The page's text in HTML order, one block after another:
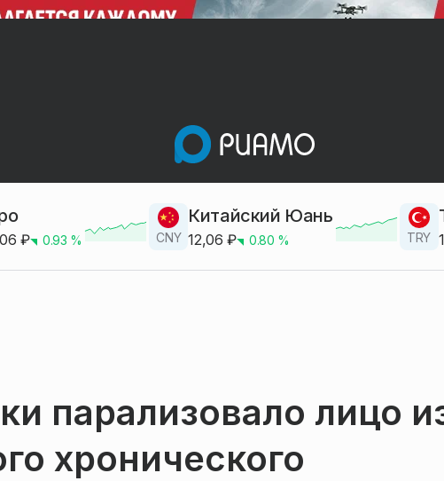
₽ 0.93 % CNY
Китайский Юань
12,06 ₽ 0.80 % TRY
парализовало лицо
хронического